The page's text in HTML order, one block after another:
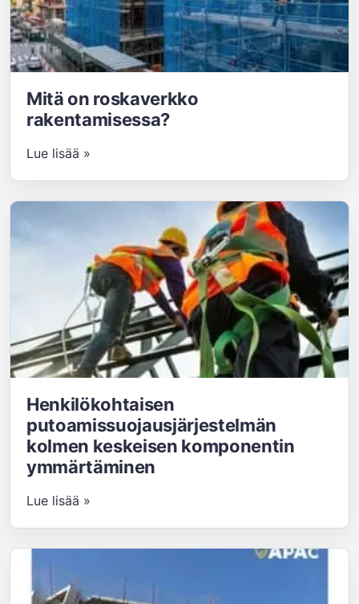
Mitä on roskaverkko
rakentamisessa?
Lue lisää »
Henkilökohtaisen
putoamissuojausjärjestelmän
kolmen keskeisen komponentin
ymmärtäminen
Lue lisää »